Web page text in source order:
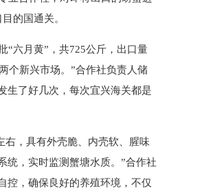
的国通关。
六月黄”，共725公斤，出口量
个新兴市场。”合作社负责人储
生了好几次，每次宜兴海关都是
，具有外壳脆、内壳软、腥味
统，实时监测蟹塘水质。”合作社
控，确保良好的养殖环境，不仅